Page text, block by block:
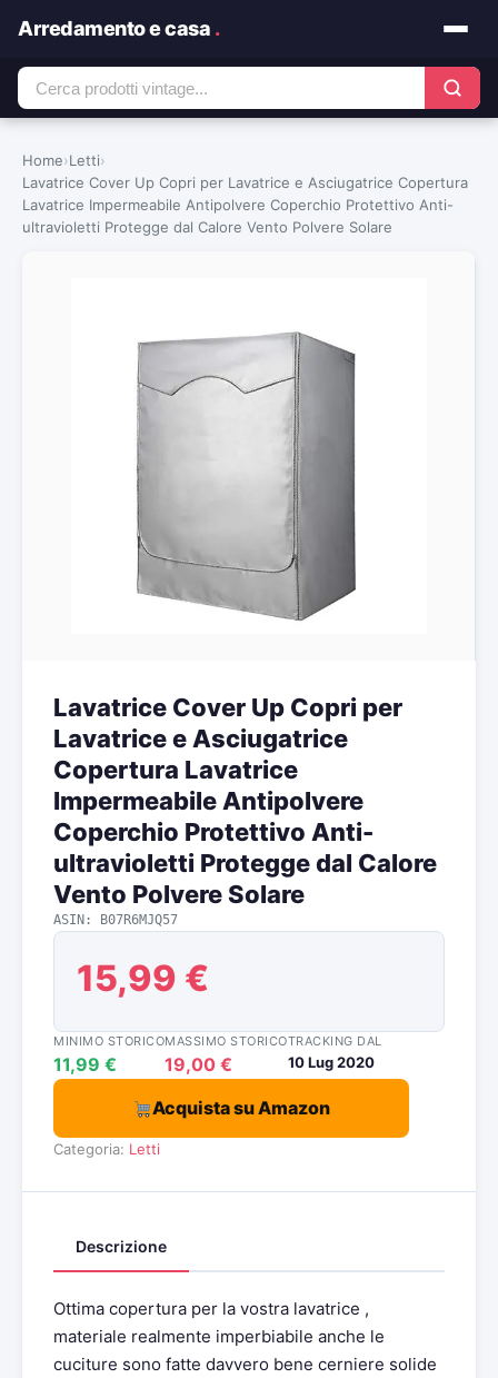
Arredamento e casa .
Home›Letti›
Lavatrice Cover Up Copri per Lavatrice e Asciugatrice Copertura
Lavatrice Impermeabile Antipolvere Coperchio Protettivo Anti-
ultravioletti Protegge dal Calore Vento Polvere Solare
Lavatrice Cover Up Copri per
Lavatrice e Asciugatrice
Copertura Lavatrice
Impermeabile Antipolvere
Coperchio Protettivo Anti-
ultravioletti Protegge dal Calore
Vento Polvere Solare
ASIN: B07R6MJQ57
15,99 €
MINIMO STORICO
11,99 €
MASSIMO STORICO
19,00 €
TRACKING DAL
10 Lug 2020
Acquista su Amazon
Categoria: Letti
Descrizione
Ottima copertura per la vostra lavatrice ,
materiale realmente imperbiabile anche le
cuciture sono fatte davvero bene cerniere solide